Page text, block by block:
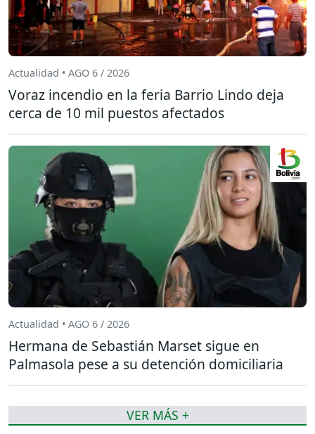
Actualidad • AGO 6 / 2026
Voraz incendio en la feria Barrio Lindo deja
cerca de 10 mil puestos afectados
Actualidad • AGO 6 / 2026
Hermana de Sebastián Marset sigue en
Palmasola pese a su detención domiciliaria
VER MÁS +